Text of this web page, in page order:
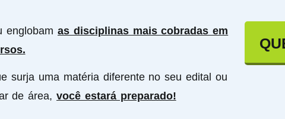
englobam as disciplinas mais cobradas em
surja uma matéria diferente no seu edital ou
de área,você estará preparado!